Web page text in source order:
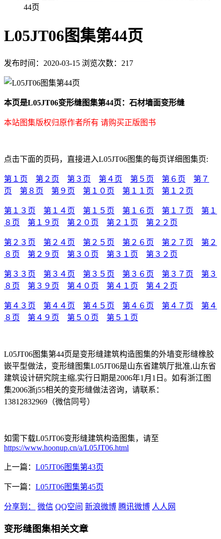
44页
L05JT06图集第44页
发布时间：2020-03-15 浏览次数：217
本页是L05JT06变形缝图集第44页：石材墙面变形缝
本站图集版权归原作者所有 请购买正版图书
点击下面的页码，直接进入L05JT06图集的每页详细图集页:
第１页 第２页 第３页 第４页 第５页 第６页
第７
页
第８页 第９页 第１０页 第１１页 第１２页
第１３页 第１４页 第１５页 第１６页 第１７页
第１
８页
第１９页 第２０页 第２１页 第２２页
第２３页 第２４页 第２５页 第２６页 第２７页
第２
８页
第２９页 第３０页 第３１页 第３２页
第３３页 第３４页 第３５页 第３６页 第３７页
第３
８页
第３９页 第４０页 第４１页 第４２页
第４３页 第４４页 第４５页 第４６页 第４７页
第４
８页
第４９页 第５０页 第５１页
L05JT06图集第44页是变形缝建筑构造图集的外墙变形缝橡胶
嵌平型做法，变形缝图集L05JT06是山东省建筑厅批准,山东省
建筑设计研究院主缩,实行日期是2006年1月1日。如有浙江图
集2006浙j55相关的变形缝做法咨询，请联系：
13812832969（微信同号）
如需下载L05JT06变形缝建筑构造图集，请至
https://www.hoonup.cn/a/L05JT06.html
上一篇： L05JT06图集第43页
下一篇： L05JT06图集第45页
分享到： 微信 QQ空间 新浪微博 腾讯微博 人人网
变形缝图集相关文章